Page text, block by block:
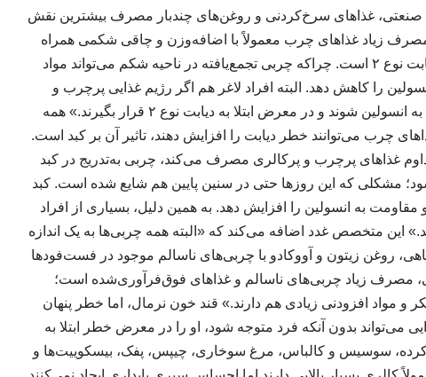
غذاهای سرخ‌کردنی و روغن‌های چندبار مصرف بیشترین نقش
«مصرف زیاد غذاهای چرب معمولاً با اضافه‌وزن و چاقی شکمی همراه
می‌شود که یکی از مهم‌ترین عوامل خطر ابتلا به دیابت نوع ۲ است. چراکه چربی تجمع‌یافته در ناحیه شکم می‌تواند مواد
را کاهش دهد. البته افراد لاغر هم اگر رژیم غذایی پرچرب و
کم‌تحرکی داشته باشند، ممکن است دچار مقاومت به انسولین شوند و در معرض ابتلا به دیابت نوع ۲ قرار بگیرند.» همه
چرب می‌توانند خطر دیابت را افزایش دهند، تاثیر آن بر کبد است.
غذاهای پرچرب و پرکالری مصرف می‌کند، چربی به‌تدریج در کبد
مشکلی که این روزها حتی در سنین پایین هم شایع شده است. کبد
به انسولین را افزایش دهد. به همین دلیل، بسیاری از افراد
چرب هم هستند.» این متخصص غدد اضافه می‌کند که «البته همه چربی‌ها به یک اندازه
روغن زیتون و آووکادو با چربی‌های ناسالم موجود در فست‌فودها
مصرف زیاد چربی‌های ناسالم و غذاهای فوق‌فرآوری‌شده است؛
و مواد افزودنی زیادی هم دارند.» قند خون نرمال، اما خطر پنهان
بدون آنکه فرد متوجه شود، او را در معرض خطر ابتلا به
سوسیس و کالباس، مرغ سوخاری، چیپس، پفک، بیسکوییت‌ها و